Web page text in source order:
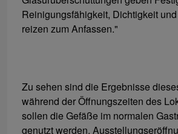
Reinigungsfähigkeit, Dichtigkeit
reizen zum Anfassen."
Zu sehen sind die Ergebnisse
während der Öffnungszeiten des
sollen die Gefäße im normalen
genutzt werden.